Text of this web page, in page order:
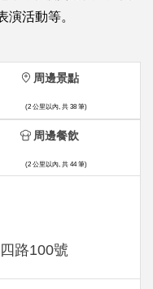
演活動等。
路100號
周邊景點
(2 公里以內, 共 38 筆)
周邊餐飲
(2 公里以內, 共 44 筆)